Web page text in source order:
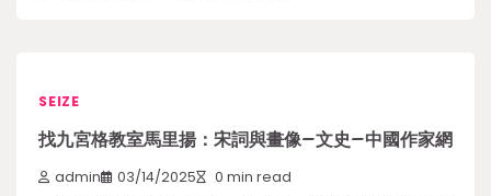
SEIZE
找九宮格教室馬里揚：宋詞與畫像–文史–中國作家網
admin 03/14/2025 0 min read